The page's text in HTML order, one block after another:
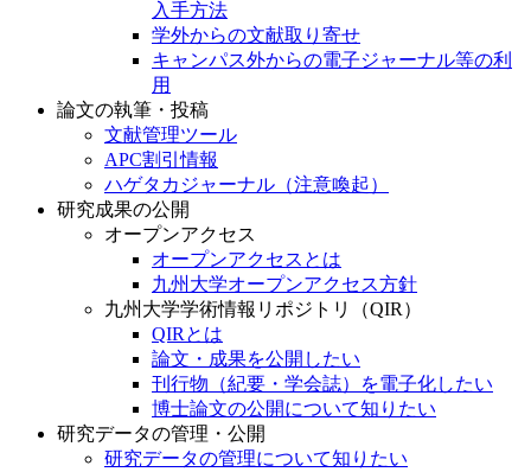
入手方法
学外からの文献取り寄せ
キャンパス外からの電子ジャーナル等の利
用
論文の執筆・投稿
文献管理ツール
APC割引情報
ハゲタカジャーナル（注意喚起）
研究成果の公開
オープンアクセス
オープンアクセスとは
九州大学オープンアクセス方針
九州大学学術情報リポジトリ（QIR）
QIRとは
論文・成果を公開したい
刊行物（紀要・学会誌）を電子化したい
博士論文の公開について知りたい
研究データの管理・公開
研究データの管理について知りたい